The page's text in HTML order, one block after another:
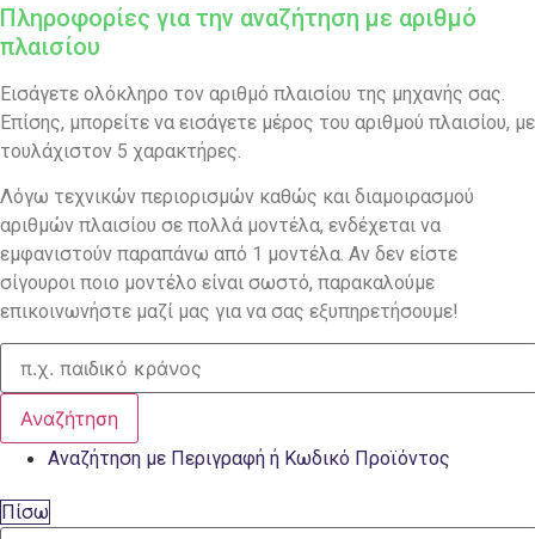
Πληροφορίες για την αναζήτηση με αριθμό
πλαισίου
Εισάγετε ολόκληρο τον αριθμό πλαισίου της μηχανής σας.
Επίσης, μπορείτε να εισάγετε μέρος του αριθμού πλαισίου, με
τουλάχιστον 5 χαρακτήρες.
Λόγω τεχνικών περιορισμών καθώς και διαμοιρασμού
αριθμών πλαισίου σε πολλά μοντέλα, ενδέχεται να
εμφανιστούν παραπάνω από 1 μοντέλα. Αν δεν είστε
σίγουροι ποιο μοντέλο είναι σωστό, παρακαλούμε
επικοινωνήστε μαζί μας για να σας εξυπηρετήσουμε!
Αναζήτηση
Αναζήτηση με Περιγραφή ή Κωδικό Προϊόντος
Πίσω